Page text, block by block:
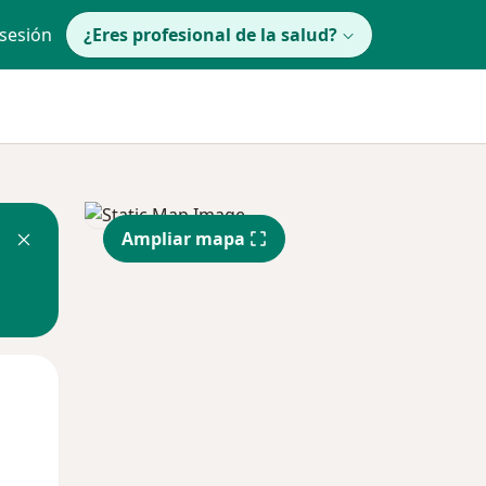
¿Eres profesional de la salud?
Ampliar mapa